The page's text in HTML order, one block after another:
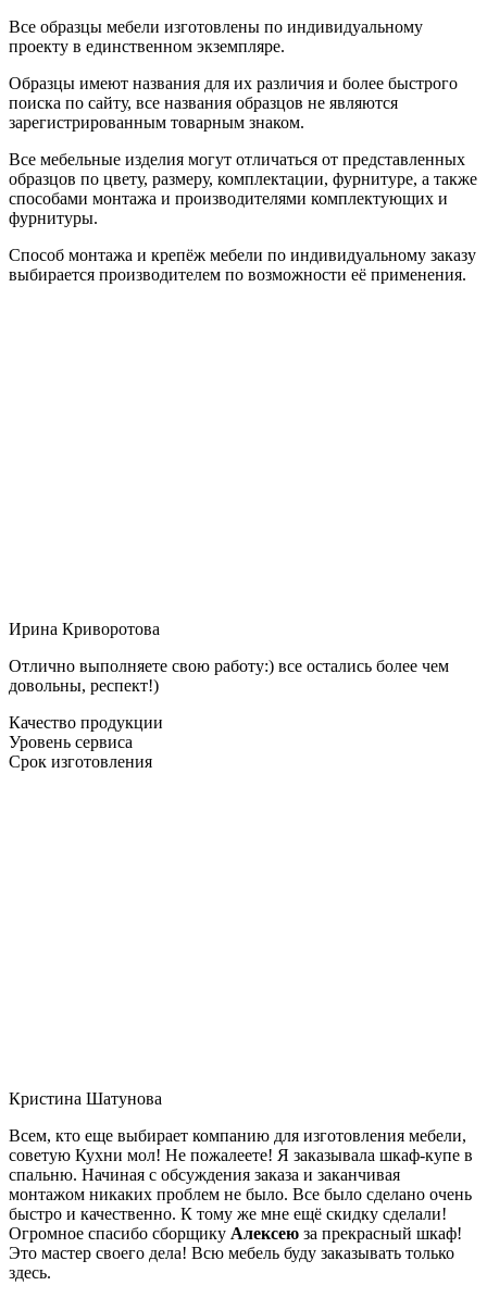
Все образцы мебели изготовлены по индивидуальному
проекту в единственном экземпляре.
Образцы имеют названия для их различия и более быстрого
поиска по сайту, все названия образцов не являются
зарегистрированным товарным знаком.
Все мебельные изделия могут отличаться от представленных
образцов по цвету, размеру, комплектации, фурнитуре, а также
способами монтажа и производителями комплектующих и
фурнитуры.
Способ монтажа и крепёж мебели по индивидуальному заказу
выбирается производителем по возможности её применения.
Ирина Криворотова
Отлично выполняете свою работу:) все остались более чем
довольны, респект!)
Качество продукции
Уровень сервиса
Срок изготовления
Кристина Шатунова
Всем, кто еще выбирает компанию для изготовления мебели,
советую Кухни мол! Не пожалеете! Я заказывала шкаф-купе в
спальню. Начиная с обсуждения заказа и заканчивая
монтажом никаких проблем не было. Все было сделано очень
быстро и качественно. К тому же мне ещё скидку сделали!
Огромное спасибо сборщику Алексею за прекрасный шкаф!
Это мастер своего дела! Всю мебель буду заказывать только
здесь.